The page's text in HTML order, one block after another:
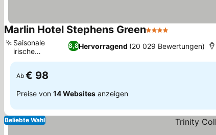
Marlin Hotel Stephens Green4 Sterne
8,8Hervorragend (20 029 Bewertungen)
Saisonale
irische
Gastronomie
Ab € 98
Preise von 14 Websites anzeigen
Beliebte Wahl